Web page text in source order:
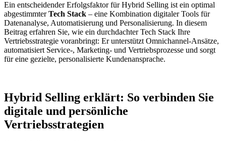
Ein entscheidender Erfolgsfaktor für Hybrid Selling ist ein optimal
abgestimmterTech Stack – eine Kombination digitaler Tools für
Datenanalyse, Automatisierung und Personalisierung. In diesem
Beitrag erfahren Sie, wie ein durchdachter Tech Stack Ihre
Vertriebsstrategie voranbringt: Er unterstützt Omnichannel-Ansätze,
automatisiert Service-, Marketing- und Vertriebsprozesse und sorgt
für eine gezielte, personalisierte Kundenansprache.
Hybrid Selling erklärt: So verbinden Sie
digitale und persönliche
Vertriebsstrategien